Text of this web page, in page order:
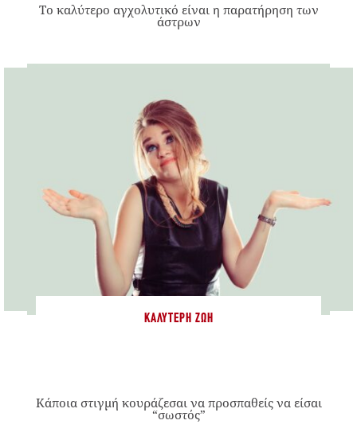
Το καλύτερο αγχολυτικό είναι η παρατήρηση των
άστρων
ΚΑΛΎΤΕΡΗ ΖΩΉ
Κάποια στιγμή κουράζεσαι να προσπαθείς να είσαι
“σωστός”